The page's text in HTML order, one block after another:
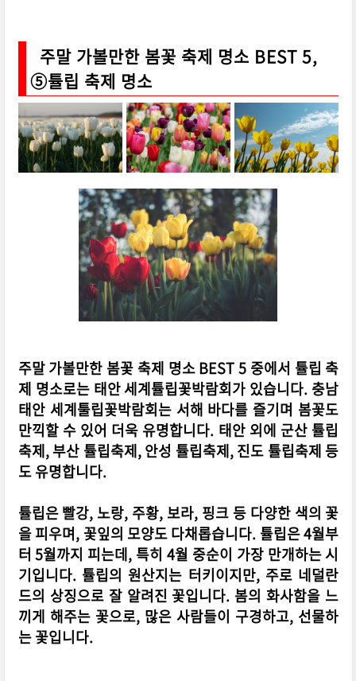
주말 가볼만한 봄꽃 축제 명소 BEST 5,
⑤튤립 축제 명소
주말 가볼만한 봄꽃 축제 명소 BEST 5 중에서 튤립 축
제 명소로는 태안 세계튤립꽃박람회가 있습니다. 충남
태안 세계툴립꽃박람회는 서해 바다를 즐기며 봄꽃도
만끽할 수 있어 더욱 유명합니다. 태안 외에 군산 튤립
축제, 부산 튤립축제, 안성 튤립축제, 진도 튤립축제 등
도 유명합니다.
튤립은 빨강, 노랑, 주황, 보라, 핑크 등 다양한 색의 꽃
을 피우며, 꽃잎의 모양도 다채롭습니다. 튤립은 4월부
터 5월까지 피는데, 특히 4월 중순이 가장 만개하는 시
기입니다. 튤립의 원산지는 터키이지만, 주로 네덜란
드의 상징으로 잘 알려진 꽃입니다. 봄의 화사함을 느
끼게 해주는 꽃으로, 많은 사람들이 구경하고, 선물하
는 꽃입니다.